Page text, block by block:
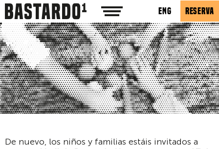
ENG RESERVA
De nuevo, los niños y familias estáis invitados a